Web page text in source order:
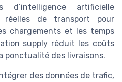
d’intelligence artificielle
réelles de transport pour
chargements et les temps
supply réduit les coûts
ponctualité des livraisons.
des données de trafic,